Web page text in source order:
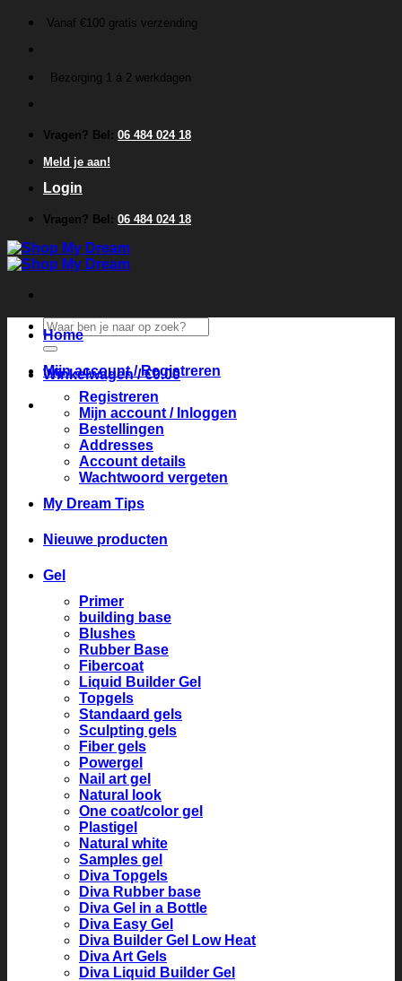
inhoud
Vanaf €100 gratis verzending
Bezorging 1 á 2 werkdagen
Vragen? Bel: 06 484 024 18
Meld je aan!
Login
Vragen? Bel: 06 484 024 18
Zoeken
naar:
Winkelwagen /€0.00
Home
Mijn account / Registreren
Registreren
Mijn account / Inloggen
Bestellingen
Addresses
Account details
Wachtwoord vergeten
My Dream Tips
Nieuwe producten
Gel
Primer
building base
Blushes
Rubber Base
Fibercoat
Liquid Builder Gel
Topgels
Standaard gels
Sculpting gels
Fiber gels
Powergel
Nail art gel
Natural look
One coat/color gel
Plastigel
Natural white
Samples gel
Diva Topgels
Diva Rubber base
Diva Gel in a Bottle
Diva Easy Gel
Diva Builder Gel Low Heat
Diva Art Gels
Diva Liquid Builder Gel